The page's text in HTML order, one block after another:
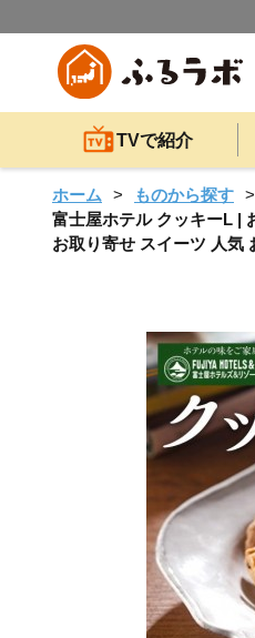
TVで紹介
ホーム ものから探す
富士屋ホテル クッキーL |
お取り寄せ スイーツ 人気